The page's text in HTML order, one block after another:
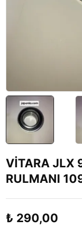
VİTARA JLX
RULMANI
₺ 290,00